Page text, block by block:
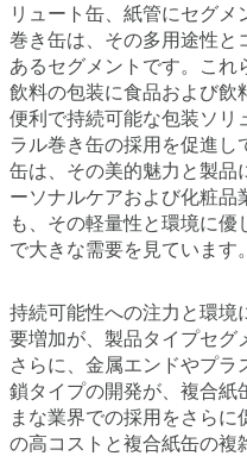
リュート缶、紙管にセグ
巻き缶は、その多用途性と
あるセグメントです。これ
飲料の包装に食品および飲
便利で持続可能な包装ソリ
ラル巻き缶の採用を促進し
缶は、その美的魅力と製品
ーソナルケアおよび化粧品
も、その軽量性と環境に
で大きな需要を見ています。
持続可能性への注力と環境
要増加が、製品タイプセグ
さらに、金属エンドやプ
鎖タイプの開発が、複合紙
まな業界での採用をさら
の高コストと複合紙缶の複